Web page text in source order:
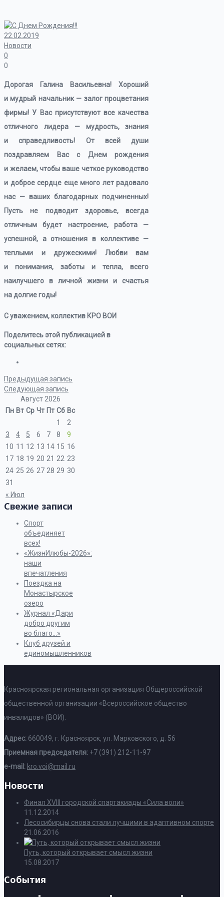
22.02.2019
Новости
0
0
Дорогая Галина Васильевна! Хороший
и мудрый начальник — залог процветания
фирмы! У Вас присутствуют все качества
отличного лидера — мудрость, знания
и справедливость! От всей души
поздравляем Вас с Днем рождения
и желаем, чтобы ваше четкое руководство
и доброе сердце еще много лет радовало
нас — ваших благодарных подчиненных!
Пусть не подводит здоровье, всегда
отличным будет настроение, работа —
успешной, а отношения в коллективе —
теплыми и дружескими! Любви вам
и понимания, заботы и тепла, всего
наилучшего в личной жизни и счастья
на долгие годы!
С уважением, коллектив КРО ВОИ
Поделитесь этой публикацией в
социальных сетях:
Предыдущая запись
Следующая запись
Август 2026
Пн Вт Ср Чт Пт Сб Вс
« Июл
1
2
3
4 5 6 7 8
9
10 11 12 13 14 15 16
17 18 19 20 21 22 23
24 25 26 27 28 29 30
31
Свежие записи
Спорт
объединяет
всех!
«ЖизнИлюбы-2026»:
наши
впечатления
Поездка на
Монастырское
озеро
Журнал «Дари
добро другим
во благо…»
Клуб друзей и
единомышленников
Красноярская региональная организация Общероссийской
общественной организации «Всероссийское общество
инвалидов» (ВОИ).
Адрес: 660049, г. Красноярск, ул. Марковского, д. 56
Приемная председателя: +7 (391) 212-11-97
e-mail: kro.voi@mail.ru
Новости
Финал XVIII городской спартакиады «Сила воли»
11.12.2014
Лесосибирцы снова стали лучшими в адаптивном спорте
21.06.2016
Путь, который открывает смысл жизни
15.08.2017
События